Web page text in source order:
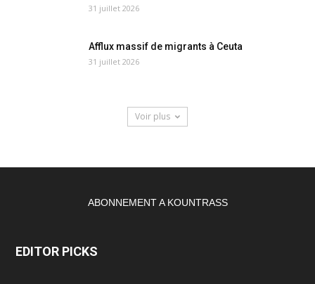
31 juillet 2026
Afflux massif de migrants à Ceuta
31 juillet 2026
Voir plus
ABONNEMENT A KOUNTRASS
EDITOR PICKS